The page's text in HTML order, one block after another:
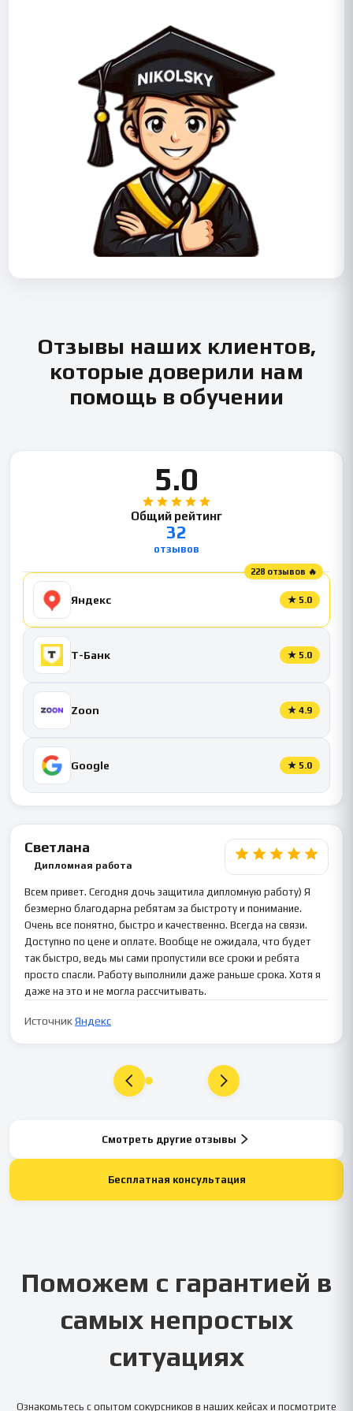
Отзывы наших клиентов,
которые доверили нам
помощь в обучении
5.0
Общий рейтинг
32
отзывов
228 отзывов 🔥
Яндекс ★ 5.0
Т-Банк ★ 5.0
Zoon ★ 4.9
Google ★ 5.0
Светлана
Дипломная работа
Всем привет. Сегодня дочь защитила дипломную работу) Я
безмерно благодарна ребятам за быстроту и понимание.
Очень все понятно, быстро и качественно. Всегда на связи.
Доступно по цене и оплате. Вообще не ожидала, что будет
так быстро, ведь мы сами пропустили все сроки и ребята
просто спасли. Работу выполнили даже раньше срока. Хотя я
даже на это и не могла рассчитывать.
ИсточникЯндекс
Смотреть другие отзывы
Бесплатная консультация
Поможем с гарантией в
самых непростых
ситуациях
Ознакомьтесь с опытом сокурсников в наших кейсах и посмотрите